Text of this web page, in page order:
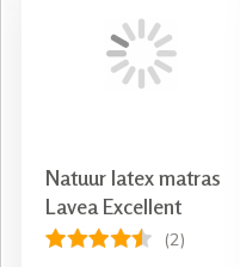
Natuur latex matras
Lavea Excellent
(2)